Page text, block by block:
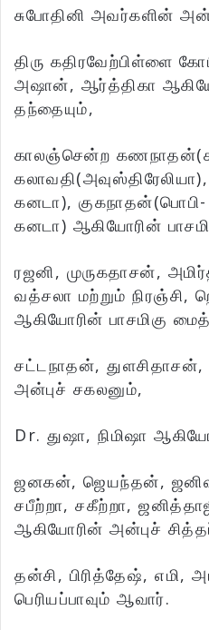
சுபோதினி அவர்களின்
திரு கதிரவேற்பிள்ளை
அஷான், ஆர்த்திகா
தந்தையும்,
காலஞ்சென்ற
கனடா),
கனடா) ஆகியோரின்
ரஜனி, முருகதாசன்,
வத்சலா மற்றும் நிரஞ்சி,
ஆகியோரின் பாசமிகு
சட்டநாதன், துளசிதாசன்,
அன்புச் சகலனும்,
Dr. துஷா, நிமிஷா
ஜனகன், ஜெயந்தன்,
சபீற்றா, சகீற்றா,
ஆகியோரின் அன்புச்
தன்சி, பிரித்தேஷ், எமி,
பெரியப்பாவும் ஆவார்.